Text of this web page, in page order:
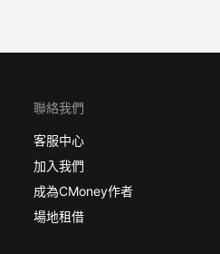
聯絡我們
客服中心
加入我們
成為CMoney作者
場地租借